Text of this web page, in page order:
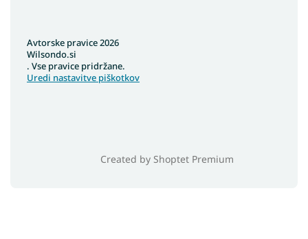
Created by Shoptet Premium
Avtorske pravice 2026
Wilsondo.si
. Vse pravice pridržane.
Uredi nastavitve piškotkov